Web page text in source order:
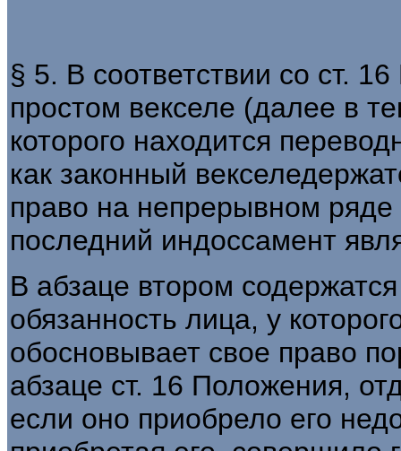
§ 5. В соответствии со ст.
простом векселе (далее в
которого находится
как законный
право на непрерывном
последний индоссамент
В абзаце втором
обязанность лица, у
обосновывает свое право
абзаце ст. 16 Положения,
если оно приобрело его